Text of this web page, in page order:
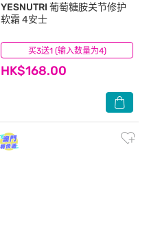
买3送1 (输入数量为4)
YESNUTRI 葡萄糖胺关节修护
软霜 4安士
HK$168.00
(98)